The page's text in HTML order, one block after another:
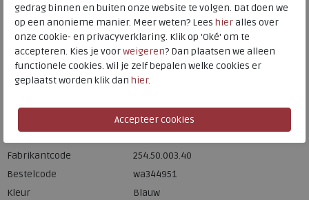
Hulp nodig? bel:0229 760 760
Gratis verzending binnen Nederland*
Voor 14:00 uur besteld = dezelfde werkdag verzonden*
Fabrikantcode
254.50.003.40
Bestelcode
wa344951
Kleur
Blauw
gedrag binnen en buiten onze website te volgen. Dat doen we
op een anonieme manier. Meer weten? Lees hieralles over
onze cookie- en privacyverklaring. Klik op 'Oké' om te
accepteren. Kies je voorweigeren? Dan plaatsen we alleen
functionele cookies. Wil je zelf bepalen welke cookies er
geplaatst worden klik dan hier.